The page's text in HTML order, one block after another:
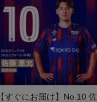
【すぐにお届け】No.10 佐